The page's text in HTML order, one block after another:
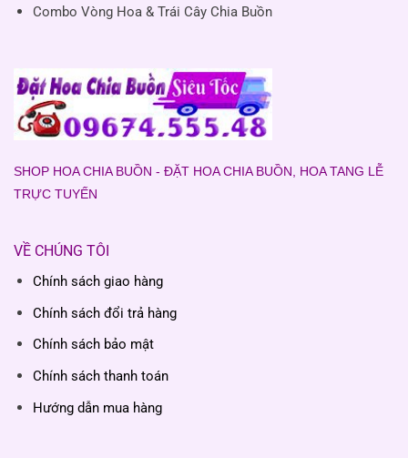
Combo Vòng Hoa & Trái Cây Chia Buồn
SHOP HOA CHIA BUỒN - ĐẶT HOA CHIA BUỒN, HOA TANG LỄ
TRỰC TUYẾN
VỀ CHÚNG TÔI
Chính sách giao hàng
Chính sách đổi trả hàng
Chính sách bảo mật
Chính sách thanh toán
Hướng dẫn mua hàng